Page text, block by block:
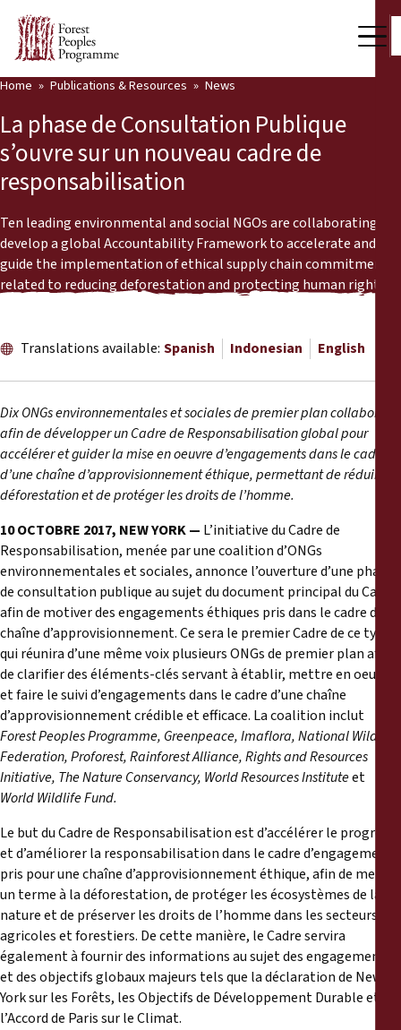
Press Room
Support Us
Our Work
Community Voices
Partners & Countries
Latest News
Publications & Resources
Back
News
Reports
Press Releases
Training Materials
Briefing Papers
Legal Submissions
Declarations
Annual Reports
Home Publications & Resources News
La phase de Consultation Publique
s’ouvre sur un nouveau cadre de
responsabilisation
Ten leading environmental and social NGOs are collaborating to
develop a global Accountability Framework to accelerate and
guide the implementation of ethical supply chain commitments
related to reducing deforestation and protecting human rights.
Translations available: Spanish Indonesian English
Dix ONGs environnementales et sociales de premier plan collaborent
afin de développer un Cadre de Responsabilisation global pour
accélérer et guider la mise en oeuvre d’engagements dans le cadre
d’une chaîne d’approvisionnement éthique, permettant de réduire la
déforestation et de protéger les droits de l’homme.
10 OCTOBRE 2017, NEW YORK— L’initiative du Cadre de
Responsabilisation, menée par une coalition d’ONGs
environnementales et sociales, annonce l’ouverture d’une phase
de consultation publique au sujet du document principal du Cadre,
afin de motiver des engagements éthiques pris dans le cadre de la
chaîne d’approvisionnement. Ce sera le premier Cadre de ce type,
qui réunira d’une même voix plusieurs ONGs de premier plan afin
de clarifier des éléments-clés servant à établir, mettre en oeuvre
et faire le suivi d’engagements dans le cadre d’une chaîne
d’approvisionnement crédible et efficace. La coalition inclut
Forest Peoples Programme, Greenpeace, Imaflora, National Wildlife
Federation, Proforest, Rainforest Alliance, Rights and Resources
Initiative, The Nature Conservancy, World Resources Instituteet
World Wildlife Fund.
Le but du Cadre de Responsabilisation est d’accélérer le progrès
et d’améliorer la responsabilisation dans le cadre d’engagements
pris pour une chaîne d’approvisionnement éthique, afin de mettre
un terme à la déforestation, de protéger les écosystèmes de la
nature et de préserver les droits de l’homme dans les secteurs
agricoles et forestiers. De cette manière, le Cadre servira
également à fournir des informations au sujet des engagements
et des objectifs globaux majeurs tels que la déclaration de New
York sur les Forêts, les Objectifs de Développement Durable et
l’Accord de Paris sur le Climat.